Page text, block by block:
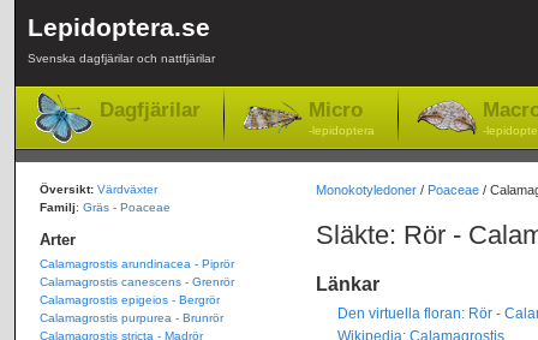
Lepidoptera.se
Svenska dagfjärilar och nattfjärilar
Dagfjärilar Micro
-lepidoptera -
Monokotyledoner/ Poaceae/
Släkte: Rör -
Länkar
Den virtuella floran: Rör -
Wikipedia: Calamagrostis
Översikt: Värdväxter
Familj: Gräs - Poaceae
Arter
Calamagrostis arundinacea - Piprör
Calamagrostis canescens - Grenrör
Calamagrostis epigeios - Bergrör
Calamagrostis purpurea - Brunrör
Calamagrostis stricta - Madrör